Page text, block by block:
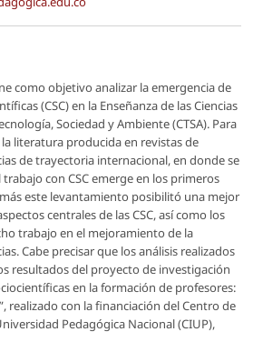
como objetivo analizar la emergencia de
(CSC) en la Enseñanza de las Ciencias
Sociedad y Ambiente (CTSA). Para
literatura producida en revistas de
de trayectoria internacional, en donde se
con CSC emerge en los primeros
este levantamiento posibilitó una mejor
centrales de las CSC, así como los
trabajo en el mejoramiento de la
Cabe precisar que los análisis realizados
resultados del proyecto de investigación
en la formación de profesores:
realizado con la financiación del Centro de
Pedagógica Nacional (CIUP),